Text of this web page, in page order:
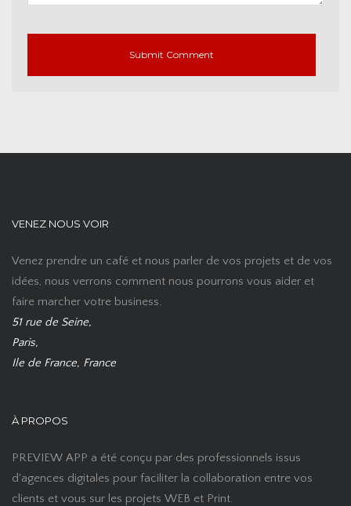
VENEZ NOUS VOIR
Venez prendre un café et nous parler de vos projets et de vos
idées, nous verrons comment nous pourrons vous aider et
faire marcher votre business.
51 rue de Seine,
Paris,
Ile de France, France
À PROPOS
PREVIEW APP a été conçu par des professionnels issus
d'agences digitales pour faciliter la collaboration entre vos
clients et vous sur les projets WEB et Print.